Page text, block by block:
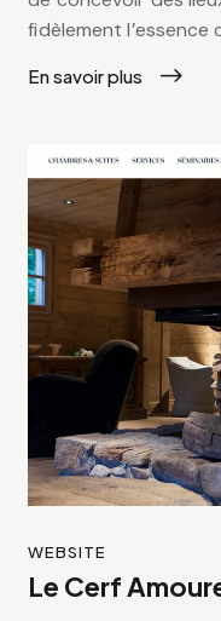
fidèlement
En savoir plus
WEBSITE
Le Cerf